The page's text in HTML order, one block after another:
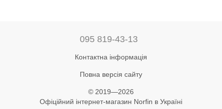
095 819-43-13
Контактна інформація
Повна версія сайту
© 2019—2026
Офіційний інтернет-магазин Norfin в Україні